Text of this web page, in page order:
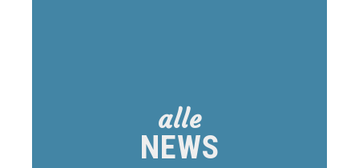
alle
NEWS